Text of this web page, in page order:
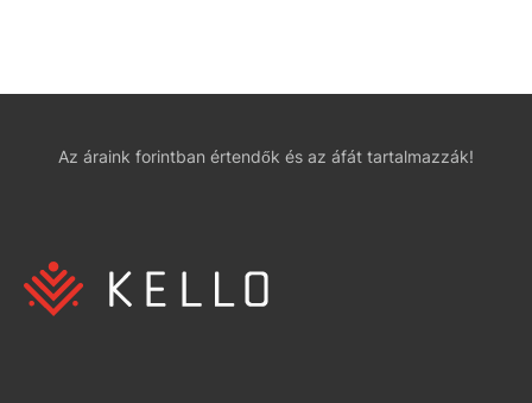
Az áraink forintban értendők és az áfát tartalmazzák!